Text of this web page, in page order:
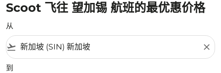
Scoot 飞往 望加锡 航班的最优惠价格
从
flight_takeoff close
到